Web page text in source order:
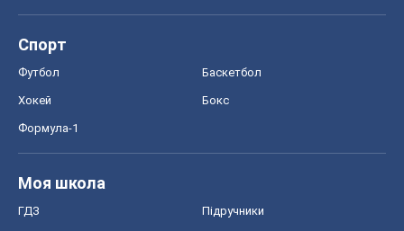
Спорт
Футбол Баскетбол
Хокей Бокс
Формула-1
Моя школа
ГДЗ Підручники